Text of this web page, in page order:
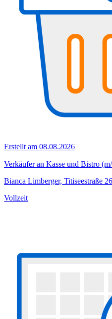
Erstellt am 08.08.2026
Verkäufer an Kasse und Bistro
Bianca Limberger, Titiseestraße
Vollzeit